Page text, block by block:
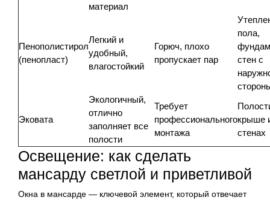
материал
Пенополистирол
(пенопласт)
Легкий и
удобный,
влагостойкий
Горюч, плохо
пропускает пар
пола,
стен с
Эковата
Экологичный,
отлично
заполняет все
полости
Требует
профессионального
монтажа
крыше
стенах
Освещение: как сделать
мансарду светлой и приветливой
Окна в мансарде — ключевой элемент, который отвечает